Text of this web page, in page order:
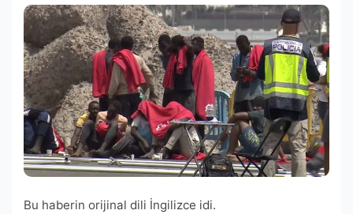
Bu haberin orijinal dili İngilizce idi.